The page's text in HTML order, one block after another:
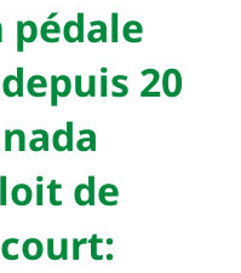
pédale
20
de